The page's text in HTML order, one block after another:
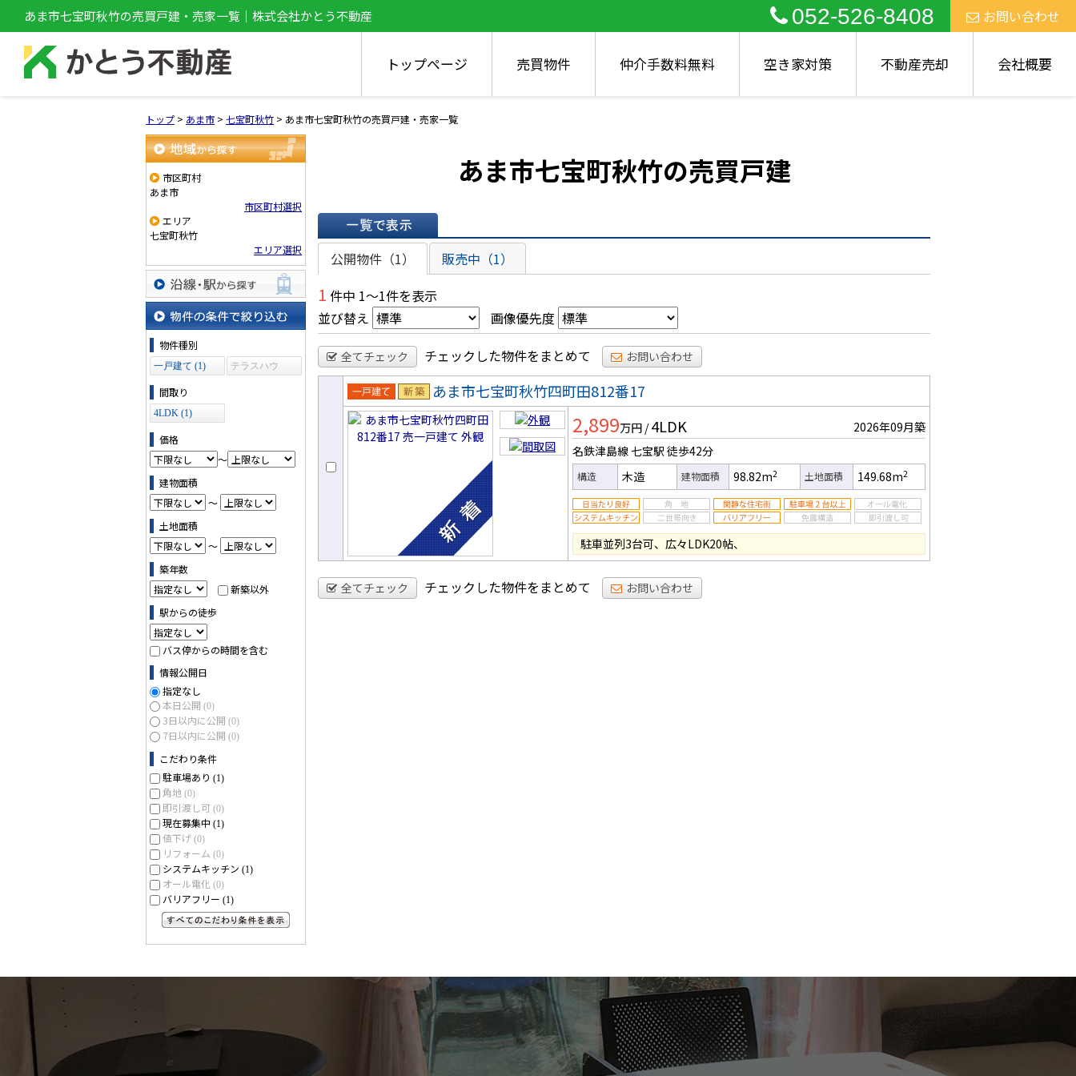
あま市七宝町秋竹の売買戸建・売家一覧｜株式会社かとう不動産 052-526-8408 お問い合わせ
トップページ 売買物件 仲介手数料無料 空き家対策 不動産売却 会社概要
トップ > あま市 > 七宝町秋竹 > あま市七宝町秋竹の売買戸建・売家一覧
地域から探す
市区町村
あま市
市区町村選択
エリア
七宝町秋竹
エリア選択
沿線・駅から探す
物件の条件で絞り込む
物件種別
一戸建て (1)
テラスハウ
間取り
4LDK (1)
価格
～
建物面積
～
土地面積
～
築年数
新築以外
駅からの徒歩
バス停からの時間を含む
情報公開日
指定なし
本日公開 (0)
3日以内に公開 (0)
7日以内に公開 (0)
こだわり条件
駐車場あり (1)
角地 (0)
即引渡し可 (0)
現在募集中 (1)
値下げ (0)
リフォーム (0)
システムキッチン (1)
オール電化 (0)
バリアフリー (1)
あま市七宝町秋竹の売買戸建
一覧で表示
公開物件（1） 販売中（1）
1 件中 1～1件を表示
並び替え
画像優先度
全てチェック チェックした物件をまとめて お問い合わせ
売一戸建
て
新築
あま市七宝町秋竹四町田812番17
2,899万円 / 4LDK
2026年09月築
名鉄津島線 七宝駅 徒歩42分
構造 木造 建物面積 98.82m2 土地面積 149.68m2
駐車並列3台可、広々LDK20帖、
全てチェック チェックした物件をまとめて お問い合わせ